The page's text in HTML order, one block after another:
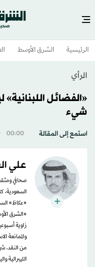
الرئيسية الشرق الأوسط​
الرأي
«الفضائل
شيء
استمع إلى المقالة 00:00
علي
صحافي
السعودية،
«عكاظ»
«الشرق
زاوية
والممانعة
من النقد،
الليبرالية